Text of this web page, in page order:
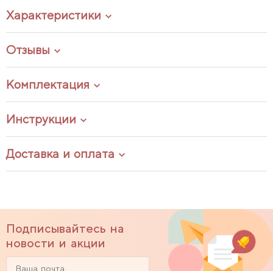
Характеристики
Отзывы
Комплектация
Инструкции
Доставка и оплата
Подписывайтесь на
новости и акции